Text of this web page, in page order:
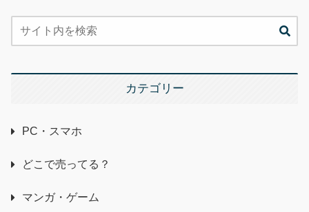
カテゴリー
PC・スマホ
どこで売ってる？
マンガ・ゲーム